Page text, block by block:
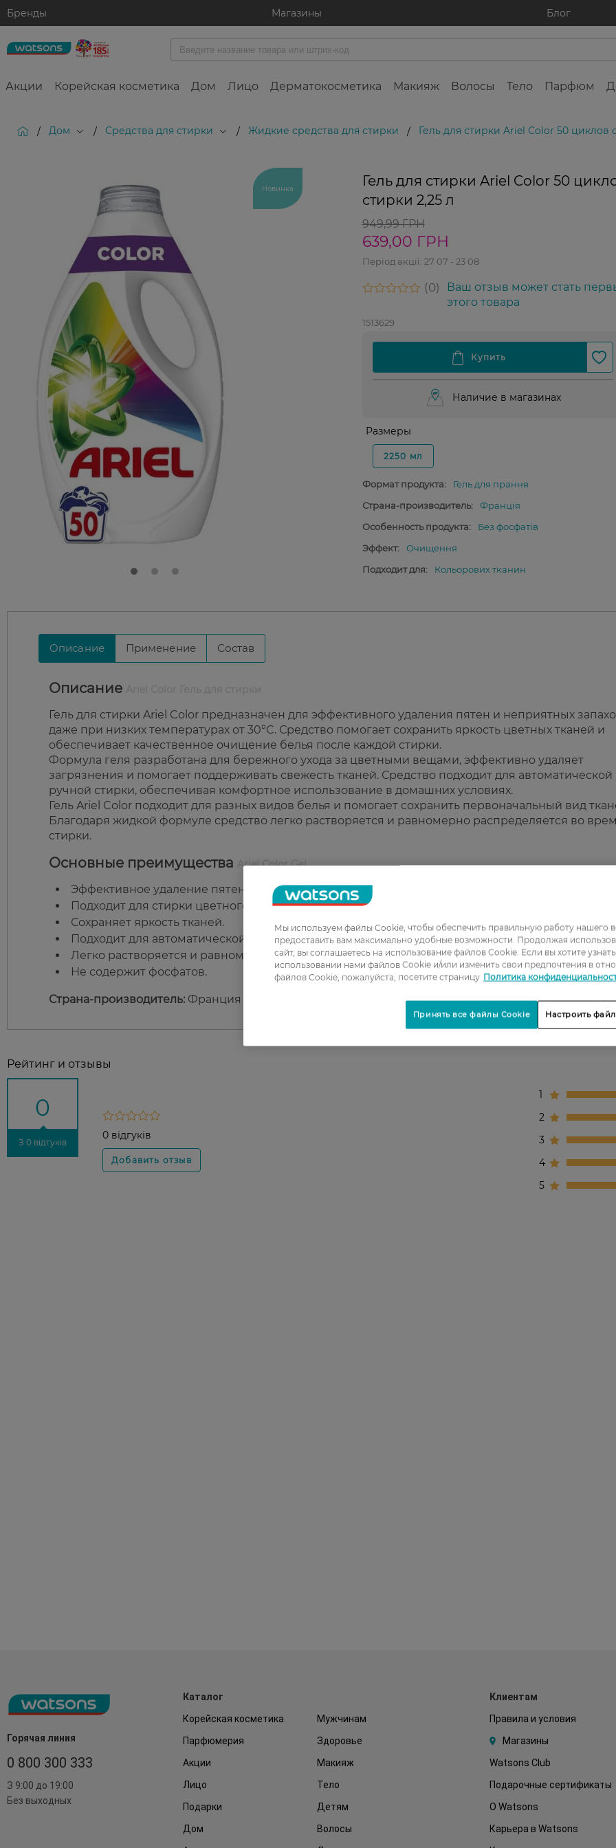
Бренды Магазины Блог
Акции Корейская косметика Дом Лицо Дерматокосметика Макияж Волосы Тело Парфюм
/ Дом / Средства для стирки / Жидкие средства для стирки / Гель для стирки Ariel Color 50 циклов
Новинка Новинка
Гель для стирки Ariel Color 50
стирки 2,25 л
949,99 ГРН
639,00 ГРН
Період акції: 27 07 - 23 08
0
Ваш отзыв может стать
этого товара
1513629
Наличие в магазинах
Размеры
2250 мл
Формат продукта:
Гель для прання
Страна-производитель:
Франція
Особенность продукта:
Без фосфатів
Эффект:
Очищення
Подходит для:
Кольорових тканин
Описание Применение Состав
Описание
Гель для стирки Ariel Color предназначен для эффективного удаления пятен и неприятных
даже при низких температурах от 30°C. Средство помогает сохранить яркость цветных тканей и
обеспечивает качественное очищение белья после каждой стирки.
Формула геля разработана для бережного ухода за цветными вещами, эффективно удаляет
загрязнения и помогает поддерживать свежесть тканей. Средство подходит для автоматической
ручной стирки, обеспечивая комфортное использование в домашних условиях.
Гель Ariel Color подходит для разных видов белья и помогает сохранить первоначальный вид
Благодаря жидкой формуле средство легко растворяется и равномерно распределяется во
стирки.
Основные преимущества Ariel Color Gel
Эффективное удаление пятен и запахов даже при 30°C.
Подходит для стирки цветного белья.
Сохраняет яркость тканей.
Подходит для автоматической и ручной стирки.
Легко растворяется и равномерно распределяется в воде.
Не содержит фосфатов.
Страна-производитель: Франция
Рейтинг и отзывы
0
З 0 відгуків
0 відгуків
1
2
3
4
5
Горячая линия
0 800 300 333
З 9:00 до 19:00
Без выходных
Каталог
Корейская косметика
Мужчинам
Парфюмерия
Здоровье
Акции
Макияж
Лицо
Тело
Подарки
Детям
Дом
Волосы
Клиентам
Правила и условия
Магазины
Watsons Club
Подарочные сертификаты
О Watsons
Карьера в Watsons
Мы используем файлы Cookie, чтобы обеспечить правильную работу нашего
предоставить вам максимально удобные возможности. Продолжая
сайт, вы соглашаетесь на использование файлов Cookie. Если вы хотите
использовании нами файлов Cookie и/или изменить свои предпочтения в
файлов Cookie, пожалуйста, посетите страницу Политика
Настроить
Принять все файлы Cookie